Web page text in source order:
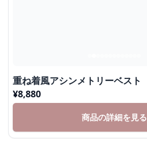
重ね着風アシンメトリーベスト
¥8,880
商品の詳細を見る